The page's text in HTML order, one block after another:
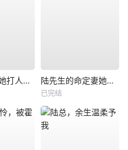
别惹吉星，她打人专打脸 陆先生的命定妻她飒又野
已完结